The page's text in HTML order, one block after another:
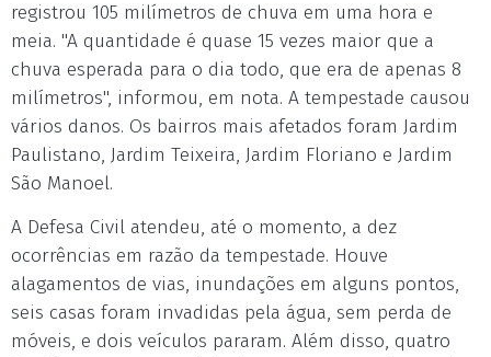
registrou 105 milímetros de chuva em uma hora e
meia. "A quantidade é quase 15 vezes maior que a
chuva esperada para o dia todo, que era de apenas 8
milímetros", informou, em nota. A tempestade causou
vários danos. Os bairros mais afetados foram Jardim
Paulistano, Jardim Teixeira, Jardim Floriano e Jardim
São Manoel.
A Defesa Civil atendeu, até o momento, a dez
ocorrências em razão da tempestade. Houve
alagamentos de vias, inundações em alguns pontos,
seis casas foram invadidas pela água, sem perda de
móveis, e dois veículos pararam. Além disso, quatro